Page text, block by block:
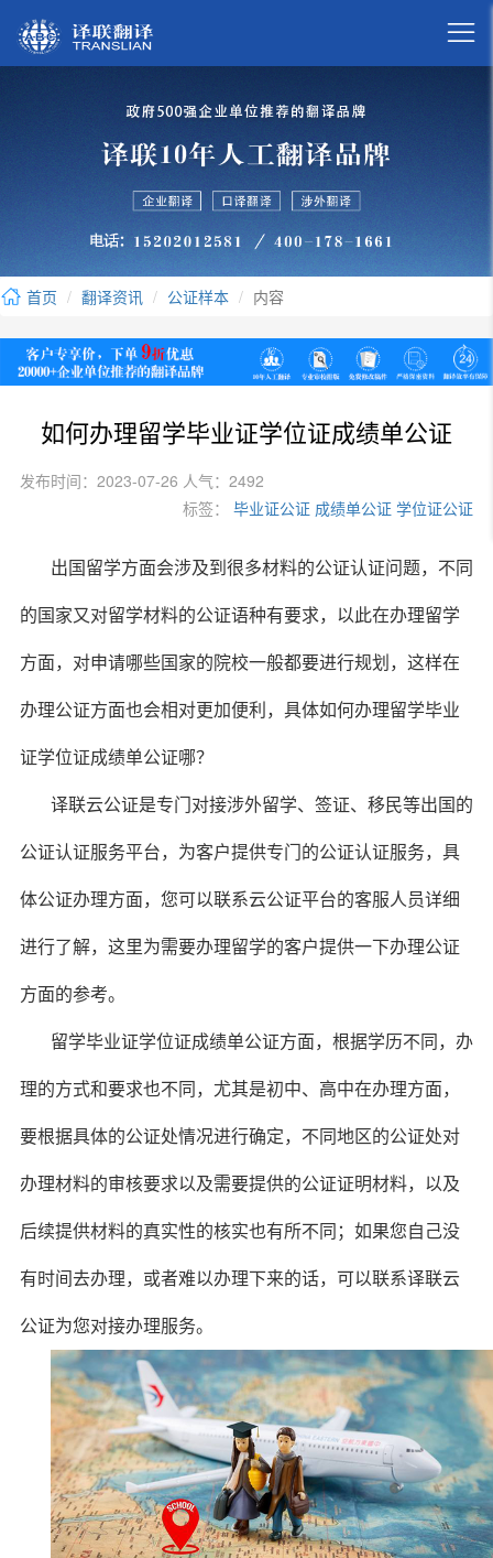

首页 翻译资讯 公证样本 内容
如何办理留学毕业证学位证成绩单公证
发布时间：2023-07-26 人气：2492
标签：
毕业证公证 成绩单公证 学位证公证
出国留学方面会涉及到很多材料的公证认证问题，不同
的国家又对留学材料的公证语种有要求，以此在办理留学
方面，对申请哪些国家的院校一般都要进行规划，这样在
办理公证方面也会相对更加便利，具体如何办理留学毕业
证学位证成绩单公证哪？
译联云公证是专门对接涉外留学、签证、移民等出国的
公证认证服务平台，为客户提供专门的公证认证服务，具
体公证办理方面，您可以联系云公证平台的客服人员详细
进行了解，这里为需要办理留学的客户提供一下办理公证
方面的参考。
留学毕业证学位证成绩单公证方面，根据学历不同，办
理的方式和要求也不同，尤其是初中、高中在办理方面，
要根据具体的公证处情况进行确定，不同地区的公证处对
办理材料的审核要求以及需要提供的公证证明材料，以及
后续提供材料的真实性的核实也有所不同；如果您自己没
有时间去办理，或者难以办理下来的话，可以联系译联云
公证为您对接办理服务。